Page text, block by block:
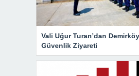
Vali Uğur Turan’dan
Güvenlik Ziyareti